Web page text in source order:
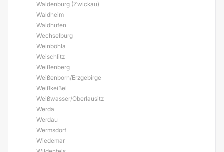
Waldenburg (Zwickau)
Waldheim
Waldhufen
Wechselburg
Weinböhla
Weischlitz
Weißenberg
Weißenborn/Erzgebirge
Weißkeißel
Weißwasser/Oberlausitz
Werda
Werdau
Wermsdorf
Wiedemar